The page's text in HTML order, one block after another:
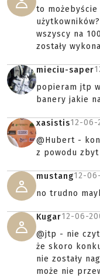
to możebyście
wszyscy na
zostały
mieciu-saper
popieram jtp
banery jakie
xasistis12-06-
@Hubert -
z powodu zbyt
mustang12-
no trudno
Kugar12-06-
@jtp - nie
że skoro
nie zostały
może nie